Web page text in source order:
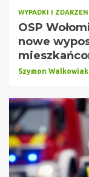
WYPADKI I
OSP
nowe
Szymon Walkowiak